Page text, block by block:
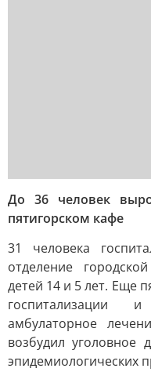
До 36 человек
пятигорском кафе
31 человека
отделение
детей 14 и 5 лет. Еще
амбулаторное
возбудил уголовное
эпидемиологических